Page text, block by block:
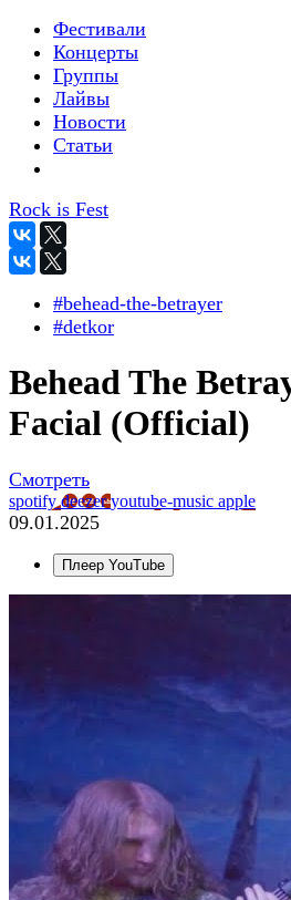
Фестивали
Концерты
Группы
Лайвы
Новости
Статьи
Rock is Fest
#behead-the-betrayer
#detkor
Behead The
Facial (Official)
Смотреть
spotifydeezeryoutube-music apple
09.01.2025
Плеер YouTube